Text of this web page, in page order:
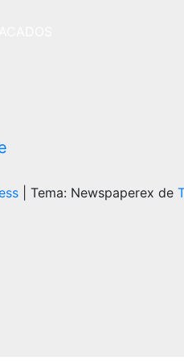
Tema: Newspaperex de